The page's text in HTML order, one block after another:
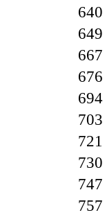
640
649
667
676
694
703
721
730
747
757